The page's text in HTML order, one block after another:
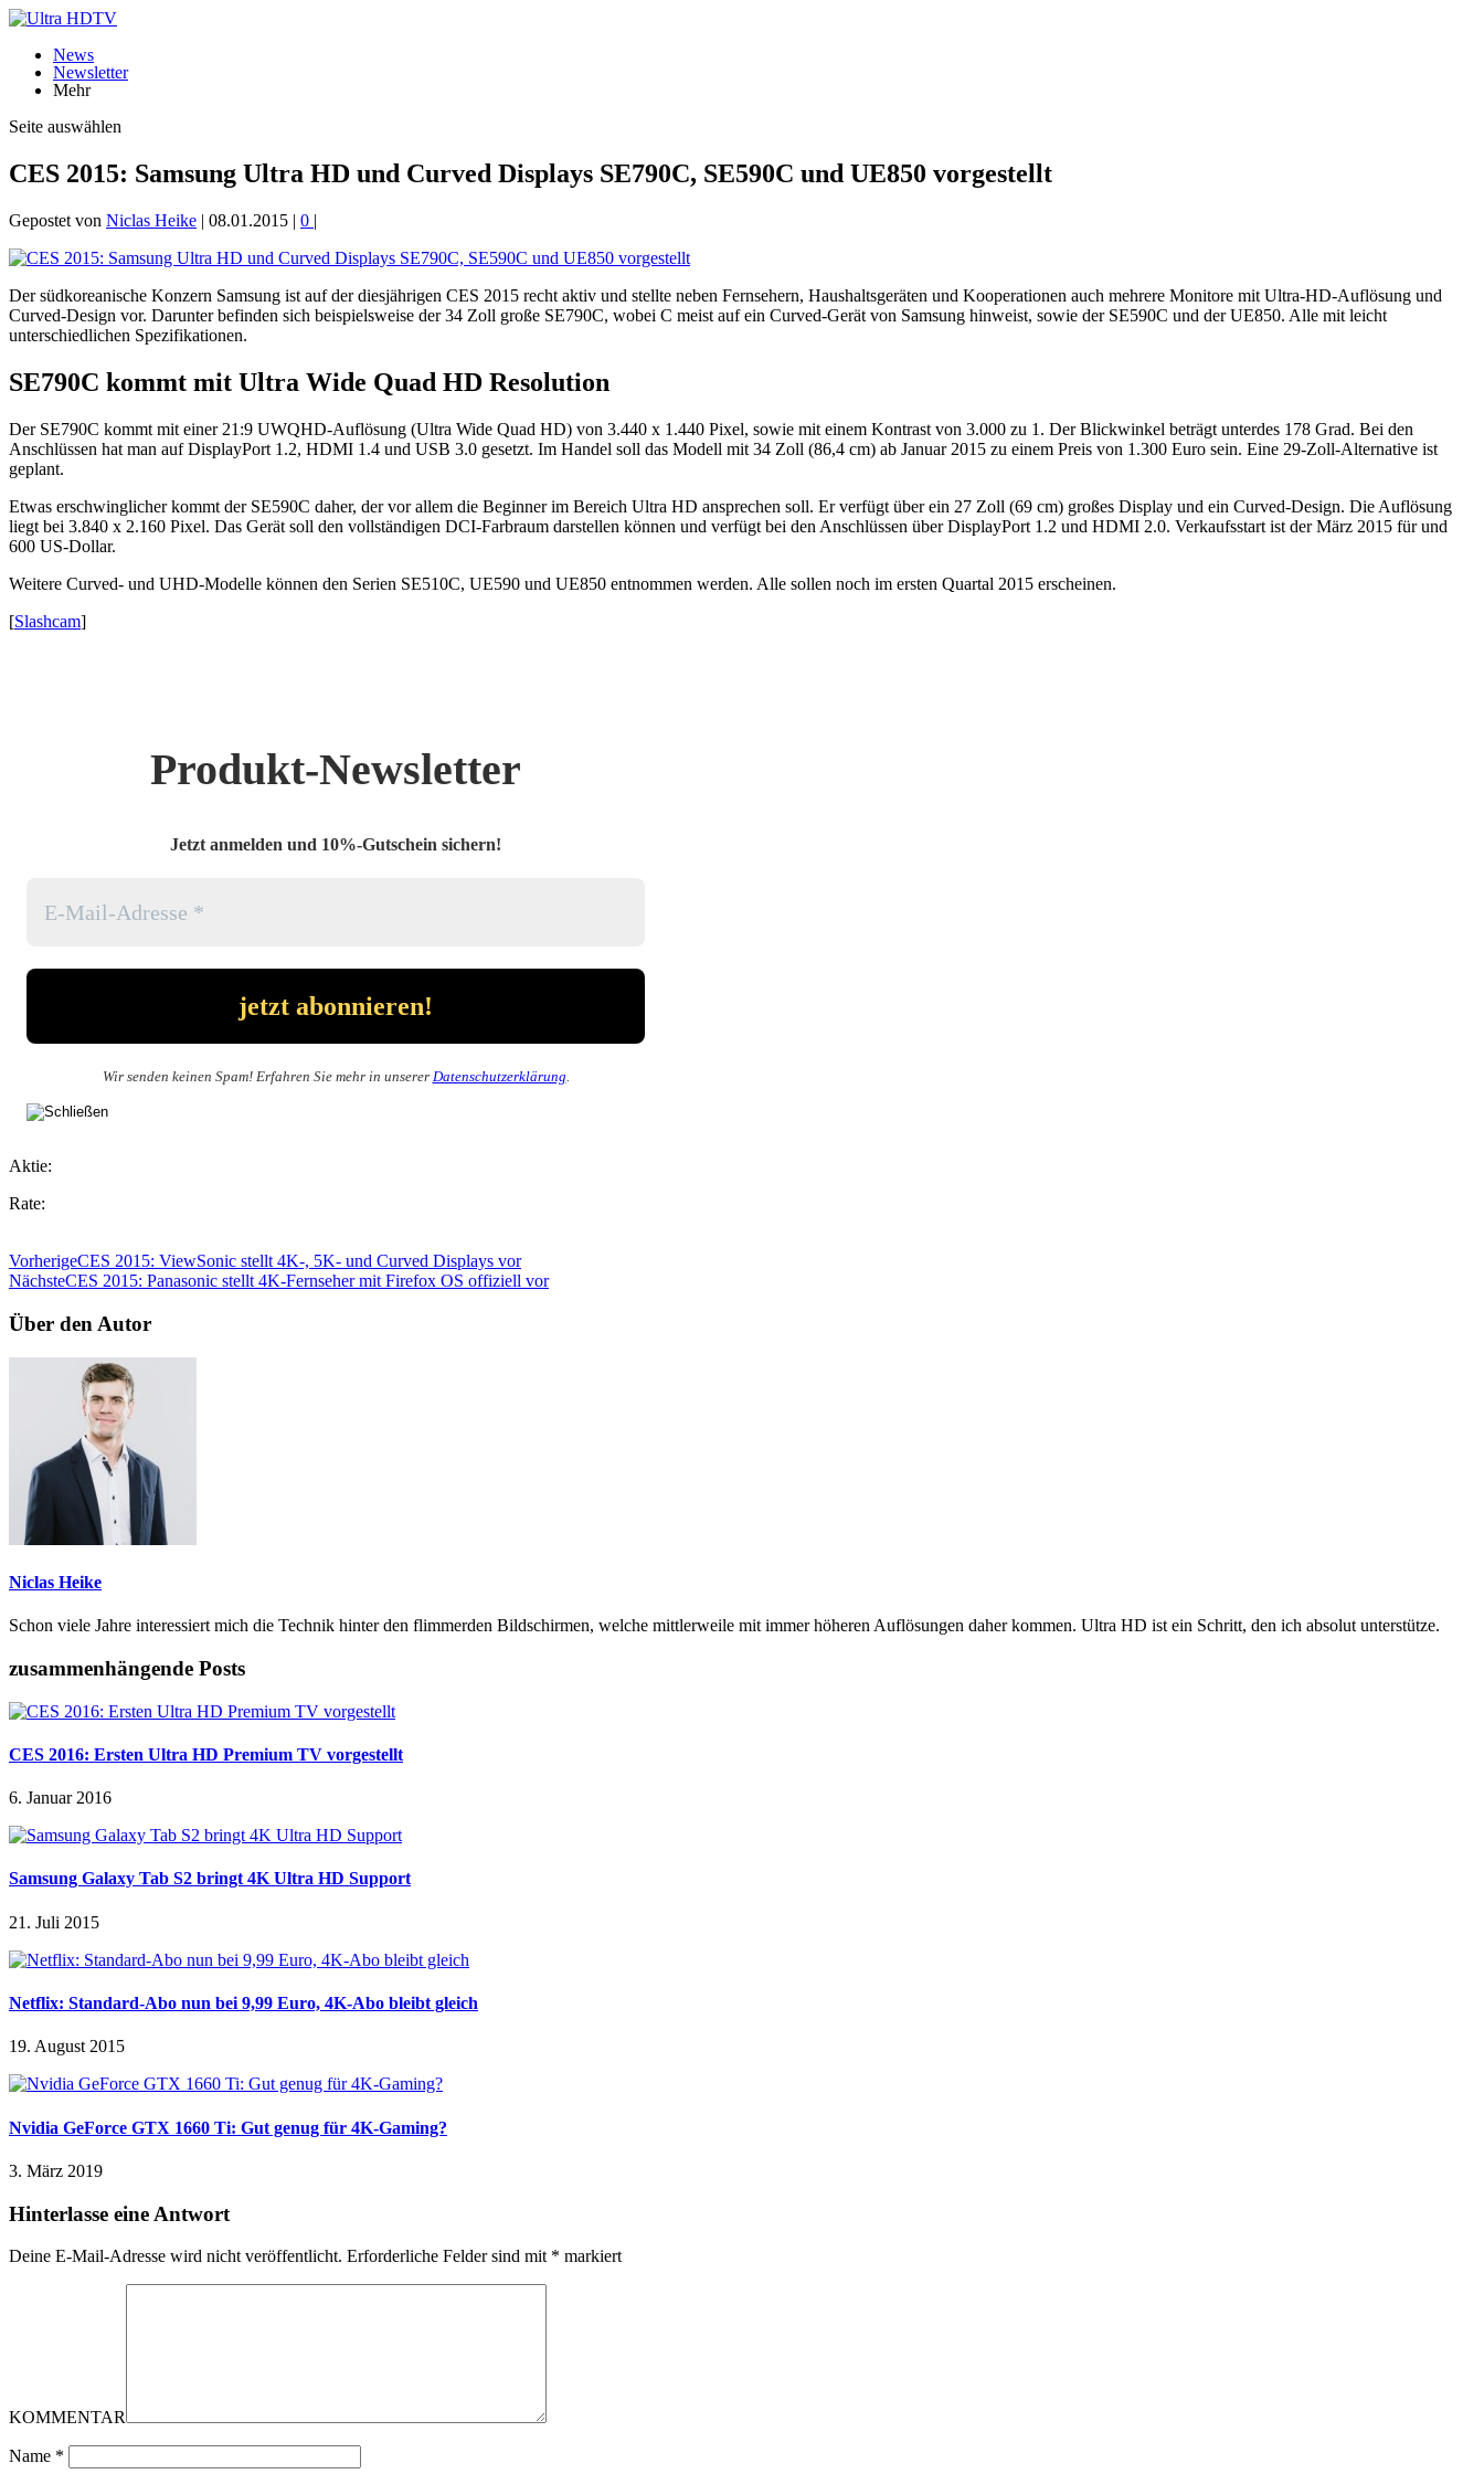
News
Newsletter
Mehr
Seite auswählen
CES 2015: Samsung Ultra HD und Curved Displays SE790C, SE590C und UE850 vorgestellt
Gepostet von Niclas Heike | 08.01.2015 | 0 |
Der südkoreanische Konzern Samsung ist auf der diesjährigen CES 2015 recht aktiv und stellte neben Fernsehern, Haushaltsgeräten und Kooperationen auch mehrere Monitore mit Ultra-HD-Auflösung und
Curved-Design vor. Darunter befinden sich beispielsweise der 34 Zoll große SE790C, wobei C meist auf ein Curved-Gerät von Samsung hinweist, sowie der SE590C und der UE850. Alle mit leicht
unterschiedlichen Spezifikationen.
SE790C kommt mit Ultra Wide Quad HD Resolution
Der SE790C kommt mit einer 21:9 UWQHD-Auflösung (Ultra Wide Quad HD) von 3.440 x 1.440 Pixel, sowie mit einem Kontrast von 3.000 zu 1. Der Blickwinkel beträgt unterdes 178 Grad. Bei den
Anschlüssen hat man auf DisplayPort 1.2, HDMI 1.4 und USB 3.0 gesetzt. Im Handel soll das Modell mit 34 Zoll (86,4 cm) ab Januar 2015 zu einem Preis von 1.300 Euro sein. Eine 29-Zoll-Alternative ist
geplant.
Etwas erschwinglicher kommt der SE590C daher, der vor allem die Beginner im Bereich Ultra HD ansprechen soll. Er verfügt über ein 27 Zoll (69 cm) großes Display und ein Curved-Design. Die Auflösung
liegt bei 3.840 x 2.160 Pixel. Das Gerät soll den vollständigen DCI-Farbraum darstellen können und verfügt bei den Anschlüssen über DisplayPort 1.2 und HDMI 2.0. Verkaufsstart ist der März 2015 für und
600 US-Dollar.
Weitere Curved- und UHD-Modelle können den Serien SE510C, UE590 und UE850 entnommen werden. Alle sollen noch im ersten Quartal 2015 erscheinen.
[Slashcam]
Produkt-Newsletter
Jetzt anmelden und 10%-Gutschein sichern!
Wir senden keinen Spam! Erfahren Sie mehr in unserer Datenschutzerklärung.
Aktie:
Rate:
VorherigeCES 2015: ViewSonic stellt 4K-, 5K- und Curved Displays vor
NächsteCES 2015: Panasonic stellt 4K-Fernseher mit Firefox OS offiziell vor
Über den Autor
Niclas Heike
Schon viele Jahre interessiert mich die Technik hinter den flimmerden Bildschirmen, welche mittlerweile mit immer höheren Auflösungen daher kommen. Ultra HD ist ein Schritt, den ich absolut unterstütze.
zusammenhängende Posts
CES 2016: Ersten Ultra HD Premium TV vorgestellt
6. Januar 2016
Samsung Galaxy Tab S2 bringt 4K Ultra HD Support
21. Juli 2015
Netflix: Standard-Abo nun bei 9,99 Euro, 4K-Abo bleibt gleich
19. August 2015
Nvidia GeForce GTX 1660 Ti: Gut genug für 4K-Gaming?
3. März 2019
Hinterlasse eine Antwort
Deine E-Mail-Adresse wird nicht veröffentlicht. Erforderliche Felder sind mit * markiert
KOMMENTAR
Name *